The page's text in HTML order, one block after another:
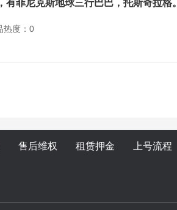
有菲尼克斯地球三行巴巴，托斯奇拉格
热度：0
售后维权 租赁押金 上号流程